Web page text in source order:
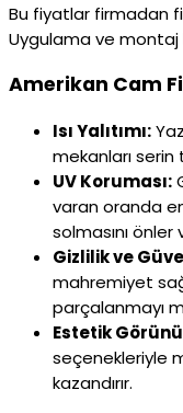
Bu fiyatlar firmadan
Uygulama ve
Amerikan Cam
Isı Yalıtımı:
mekanları
UV Koruması:
varan oranda
solmasını önler
Gizlilik ve
mahremiyet
parçalanmayı
Estetik
seçenekleriyle
kazandırır.